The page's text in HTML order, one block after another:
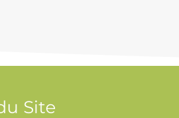
Site